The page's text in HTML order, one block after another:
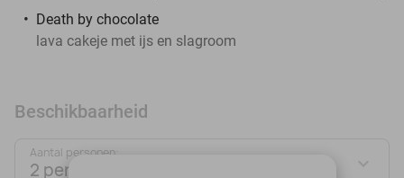
Death by chocolate
lava cakeje met ijs en slagroom
Beschikbaarheid
Aantal personen:
2 personen